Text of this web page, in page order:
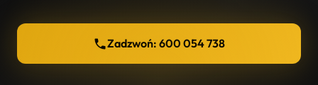
Zadzwoń: 600 054 738